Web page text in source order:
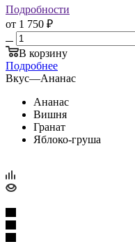
Подробности
от 1 750 ₽
В корзину
Подробнее
Вкус—Ананас
Ананас
Вишня
Гранат
Яблоко-груша